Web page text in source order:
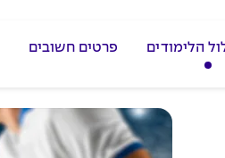
הלימודים פרטים חשובים